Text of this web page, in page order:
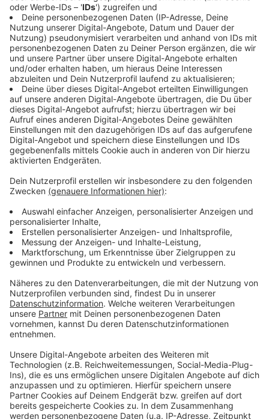
Steigende Passagierzahlen in ganz NRW
Anzeige
Insgesamt starteten in Nordrhein-Westfalen im ersten
Quartal rund 3,3 Millionen Menschen von einem der
großen Flughäfen. Das entspricht einer Steigerung von
knapp sechs Prozent im Vergleich zum Vorjahr. Die
Zahlen belegen, dass der Flugverkehr am Airport in
Düsseldorf sowie an den anderen Standorten im Land
weiter zunimmt und sich die Nachfrage nach
Flugreisen stabilisiert.
Anzeige
Auswirkungen internationaler Konflikte auf
Reiseziele
Anzeige
Gleichzeitig lassen sich in der Statistik die Folgen des
Iran-Kriegsablesen. Flüge in die Golfregion wurden von
den Reisenden im ersten Quartal deutlich weniger
nachgefragt als im Vorjahreszeitraum. Im Gegenzug
gewannen andere klassische Urlaubsziele an
Bedeutung: Insbesondere die Türkei und Ägypten
verzeichneten als Reiseziele einen Zuwachs bei den
Passagierzahlen ab Düsseldorf und den anderen NRW-